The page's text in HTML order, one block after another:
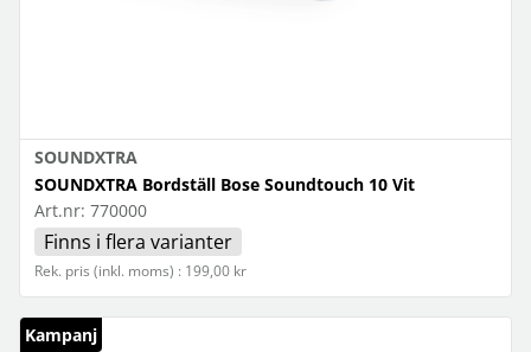
SOUNDXTRA
SOUNDXTRA Bordställ Bose Soundtouch 10 Vit
Art.nr: 770000
Finns i flera varianter
Rek. pris (inkl. moms) : 199,00 kr
Kampanj